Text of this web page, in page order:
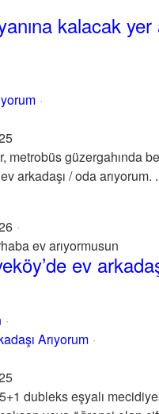
kalacak yer
metrobüs güzergahında
arkadaşı / oda arıyorum.
ev arıyormusun
ev
Arıyorum
5+1 dubleks eşyalı